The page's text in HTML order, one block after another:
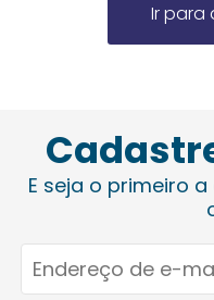
Ir para
E seja o primeiro